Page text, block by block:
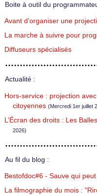
Boite à outil du
Avant d’organiser une
La marche à suivre pour
Diffuseurs spécialisés
Actualité :
Hors-service : projection
citoyennes (Mercredi 1er juillet
L’Écran des droits : Les
2026)
Au fil du blog :
Bestofdoc#6 - Sauve qui
La filmographie du mois :